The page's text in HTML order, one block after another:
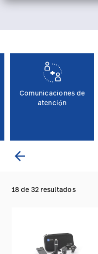
arrow_back
Comunicaciones de
atención
18 de 32 resultados